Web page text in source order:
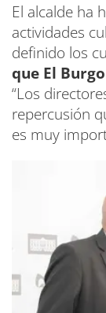
El alcalde ha
actividades
definido los
que El
“Los
repercusión
es muy